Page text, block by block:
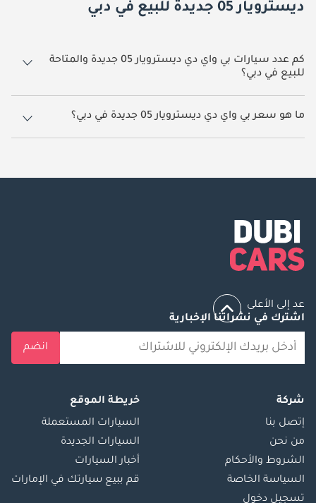
ديسترويار 05 جديدة للبيع في دبي
كم عدد سيارات بي واي دي ديسترويار 05 جديدة والمتاحة
للبيع في دبي؟
22 سيارة بي واي دي ديسترويار 05 جديدة متوفرة للبيع في دبي.
ما هو سعر بي واي دي ديسترويار 05 جديدة في دبي؟
يبدأ سعر سيارة بي واي دي ديسترويار 05 جديدة في دبي 40,925.
عد إلى الأعلى
اشترك في نشراتنا الإخبارية
انضم
شركة
إتصل بنا
من نحن
الشروط والأحكام
السياسة الخاصة
تسجيل دخول
خريطة الموقع
السيارات المستعملة
السيارات الجديدة
أخبار السيارات
قم ببيع سيارتك في الإمارات